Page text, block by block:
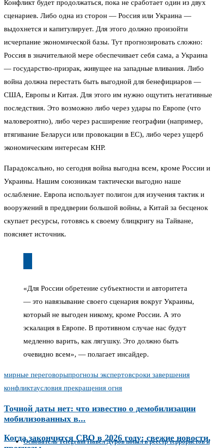
Конфликт будет продолжаться, пока не сработает один из двух
сценариев. Либо одна из сторон — Россия или Украина —
выдохнется и капитулирует. Для этого должно произойти
исчерпание экономической базы. Тут прогнозировать сложно:
Россия в значительной мере обеспечивает себя сама, а Украина
— государство-призрак, живущее на западные вливания. Либо
война должна перестать быть выгодной для бенефициаров —
США, Европы и Китая. Для этого им нужно ощутить негативные
последствия. Это возможно либо через удары по Европе (что
маловероятно), либо через расширение географии (например,
втягивание Беларуси или провокации в ЕС), либо через ущерб
экономическим интересам КНР.
Парадоксально, но сегодня война выгодна всем, кроме России и
Украины. Нашим союзникам тактически выгодно наше
ослабление. Европа использует полигон для изучения тактик и
вооружений в преддверии большой войны, а Китай за бесценок
скупает ресурсы, готовясь к своему блицкригу на Тайване,
поясняет источник.
«Для России обретение субъектности и авторитета
— это навязывание своего сценария вокруг Украины,
который не выгоден никому, кроме России. А это
эскалация в Европе. В противном случае нас будут
медленно варить, как лягушку. Это должно быть
очевидно всем», — полагает инсайдер.
мирные переговорыпрогнозы экспертовсроки завершения
конфликтаусловия прекращения огня
Точной даты нет: что известно о демобилизации
мобилизованных в...
Когда закончится СВО в 2026 году: свежие новости,
Основатель Telegram Павел Дуров попал в реестр террористов и